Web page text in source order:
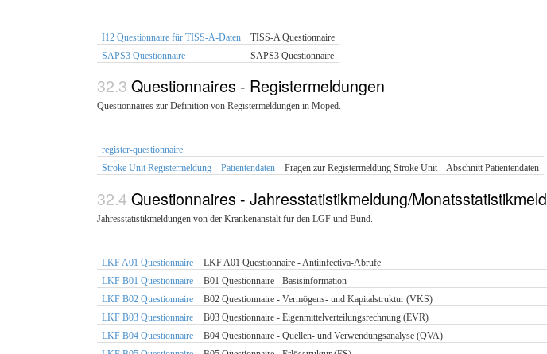
I12 Questionnaire für TISS-A-Daten
TISS-A Questionnaire
SAPS3 Questionnaire
SAPS3 Questionnaire
Questionnaires - Registermeldungen
Questionnaires zur Definition von Registermeldungen in Moped.
register-questionnaire
Stroke Unit Registermeldung – Patientendaten
Fragen zur Registermeldung Stroke Unit – Abschnitt Patientendaten
Questionnaires - Jahresstatistikmeldung/
Jahresstatistikmeldungen von der Krankenanstalt für den LGF und Bund.
LKF A01 Questionnaire
LKF A01 Questionnaire - Antiinfectiva-Abrufe
LKF B01 Questionnaire
B01 Questionnaire - Basisinformation
LKF B02 Questionnaire
B02 Questionnaire - Vermögens- und Kapitalstruktur (VKS)
LKF B03 Questionnaire
B03 Questionnaire - Eigenmittelverteilungsrechnung (EVR)
LKF B04 Questionnaire
B04 Questionnaire - Quellen- und Verwendungsanalyse (QVA)